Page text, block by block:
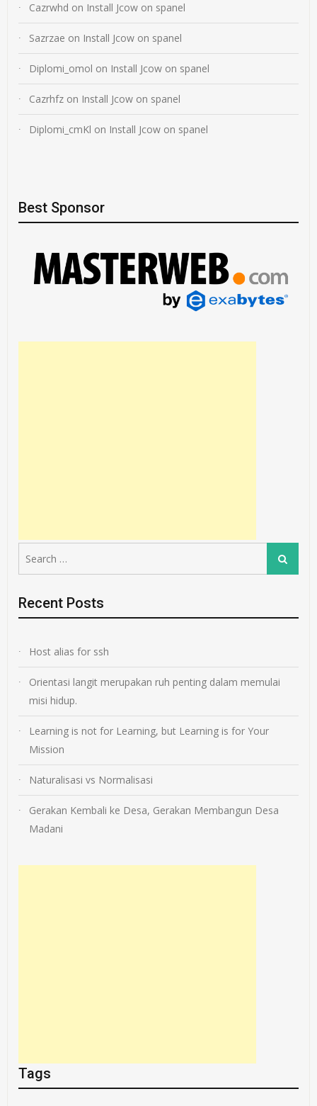
Cazrwhd on Install Jcow on spanel
Sazrzae on Install Jcow on spanel
Diplomi_omol on Install Jcow on spanel
Cazrhfz on Install Jcow on spanel
Diplomi_cmKl on Install Jcow on spanel
Best Sponsor
for:
Search
Recent Posts
Host alias for ssh
Orientasi langit merupakan ruh penting dalam memulai
misi hidup.
Learning is not for Learning, but Learning is for Your
Mission
Naturalisasi vs Normalisasi
Gerakan Kembali ke Desa, Gerakan Membangun Desa
Madani
Tags